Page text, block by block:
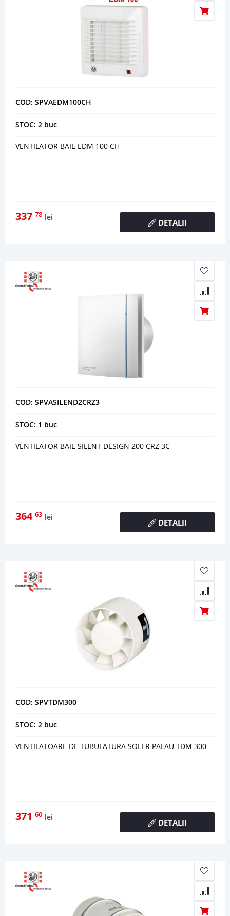
COD: SPVAEDM100CH
STOC: 2 buc
VENTILATOR BAIE EDM 100 CH
337 78 lei
DETALII
COD: SPVASILEND2CRZ3
STOC: 1 buc
VENTILATOR BAIE SILENT DESIGN 200 CRZ 3C
364 63 lei
DETALII
COD: SPVTDM300
STOC: 2 buc
VENTILATOARE DE TUBULATURA SOLER PALAU TDM 300
371 60 lei
DETALII